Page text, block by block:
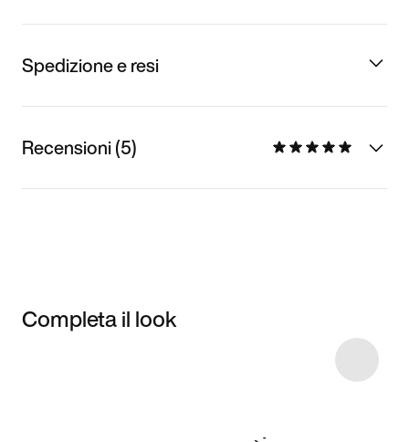
Spedizione e resi
Recensioni (5)
Completa il look